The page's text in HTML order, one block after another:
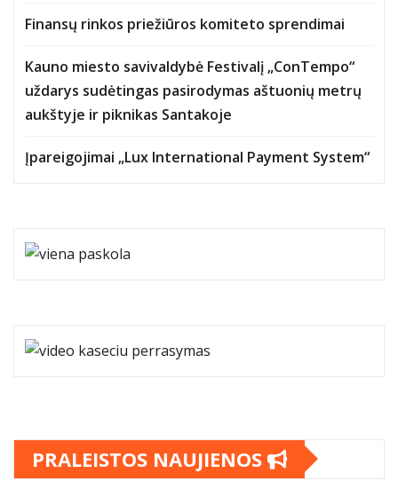
Finansų rinkos priežiūros komiteto sprendimai
Kauno miesto savivaldybė Festivalį „ConTempo“
uždarys sudėtingas pasirodymas aštuonių metrų
aukštyje ir piknikas Santakoje
Įpareigojimai „Lux International Payment System“
PRALEISTOS NAUJIENOS